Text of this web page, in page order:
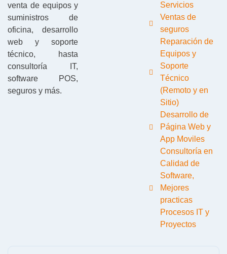
venta de equipos y
suministros de
oficina, desarrollo
web y soporte
técnico, hasta
consultoría IT,
software POS,
seguros y más.
Servicios
Ventas de
seguros
Reparación de
Equipos y
Soporte
Técnico
(Remoto y en
Sitio)
Desarrollo de
Página Web y
App Moviles
Consultoría en
Calidad de
Software,
Mejores
practicas
Procesos IT y
Proyectos